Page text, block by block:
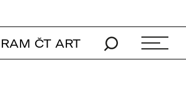
ČT ART